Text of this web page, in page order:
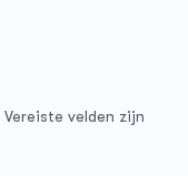
Vereiste velden zijn